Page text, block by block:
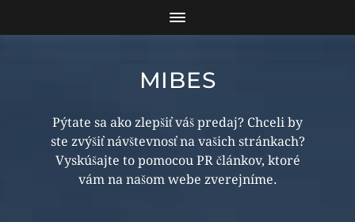
MIBES
Pýtate sa ako zlepšiť váš predaj? Chceli by
ste zvýšiť návštevnosť na vašich stránkach?
Vyskúšajte to pomocou PR článkov, ktoré
vám na našom webe zverejníme.